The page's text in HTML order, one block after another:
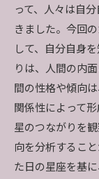
って、人々は自
きました。今回
して、自分自身
りは、人間の内
間の性格や傾向
関係性によって
星のつながりを
向を分析するこ
た日の星座を基